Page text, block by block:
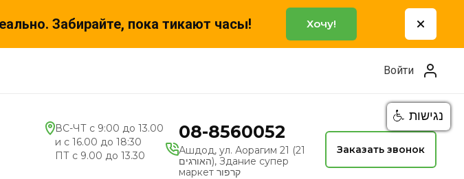
Забирайте, пока тикают часы! Хочу!
Войти
ВС-ЧТ с 9:00 до 13.00
и с 16.00 до 18:30
ПТ с 9.00 до 13.30
08-8560052
Ашдод, ул. Аорагим 21 (21
האורגים), Здание супер
маркет קרפור
Заказать звонок
נגישות